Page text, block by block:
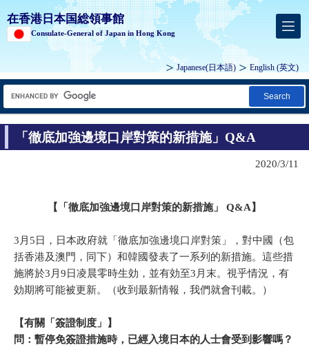
在香港日本国総領事館
Consulate-General of Japan in Hong Kong
Japanese(日本語) English (英文)
Search
「徹底加強邊境口岸對策的新措施」Q&A
2020/3/11
【「徹底加強邊境口岸對策的新措施」 Q&A】
3月5日，日本政府就「徹底加強邊境口岸對策」，對中國（包
括香港及澳門，同下）和韓國發表了一系列的新措施。這些措
施將於3月9日凌晨零時生効，並有効至3月末。視乎情況，有
効期將可能被更新。（收到最新情報，我們就會刊載。）
【有關「簽證制度」】
問：暫停免簽證措施時，已經入境日本的人士會受到影響嗎？